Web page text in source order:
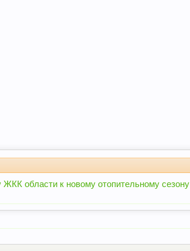
ЖКК области к новому отопительному сезону